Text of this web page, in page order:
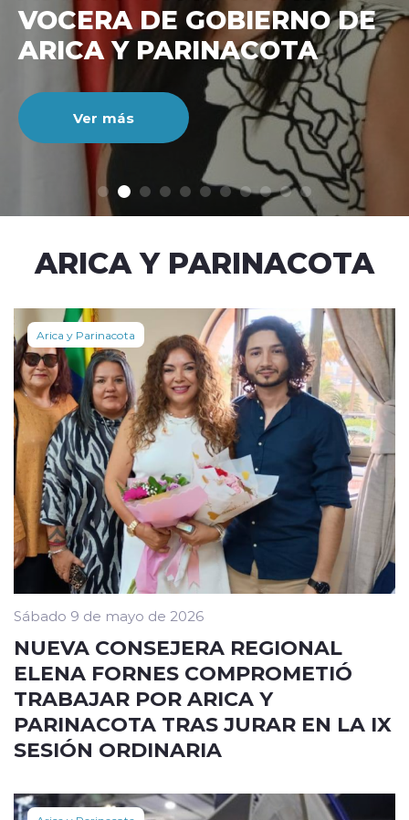
modo claro
VOCERA DE GOBIERNO DE
ARICA Y PARINACOTA
Ver más
ARICA Y PARINACOTA
Arica y Parinacota
Sábado 9 de mayo de 2026
NUEVA CONSEJERA REGIONAL
ELENA FORNES COMPROMETIÓ
TRABAJAR POR ARICA Y
PARINACOTA TRAS JURAR EN LA IX
SESIÓN ORDINARIA